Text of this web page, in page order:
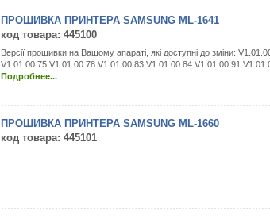
ПРОШИВКА ПРИНТЕРА SAMSUNG ML-1641
код товара: 445100
Версії прошивки на Вашому апараті, які доступні до зміни:
V1.01.00.75 V1.01.00.78 V1.01.00.83 V1.01.00.84 V1.01.00.91
Подробнее...
ПРОШИВКА ПРИНТЕРА SAMSUNG ML-1660
код товара: 445101